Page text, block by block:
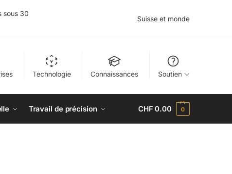
sous 30
Suisse et monde
Technologie Connaissances Soutien
Travail de précision CHF 0.00 0